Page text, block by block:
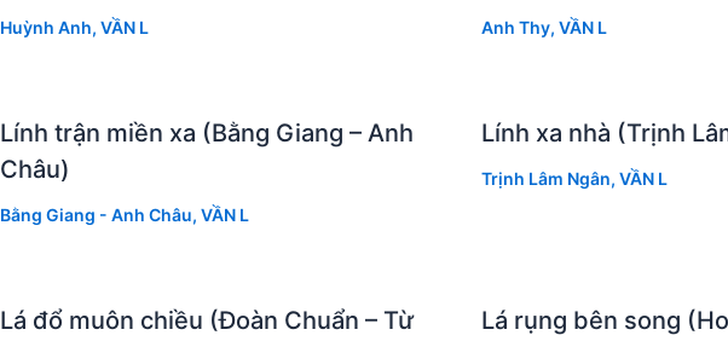
Huỳnh Anh, VẦN L Anh Thy, VẦN L
Lính trận miền xa (Bằng Giang – Anh
Châu)
Bằng Giang - Anh Châu, VẦN L
Lính xa nhà (Trịnh
Trịnh Lâm Ngân, VẦN L
Lá đổ muôn chiều (Đoàn Chuẩn – Từ
Lá rụng bên song